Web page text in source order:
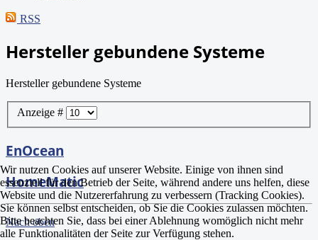
RSS
Hersteller gebundene Systeme
Hersteller gebundene Systeme
Anzeige #
EnOcean
HomeMatic
Nach oben
Wir nutzen Cookies auf unserer Website. Einige von ihnen sind
essenziell für den Betrieb der Seite, während andere uns helfen, diese
Website und die Nutzererfahrung zu verbessern (Tracking Cookies).
Sie können selbst entscheiden, ob Sie die Cookies zulassen möchten.
Bitte beachten Sie, dass bei einer Ablehnung womöglich nicht mehr
alle Funktionalitäten der Seite zur Verfügung stehen.